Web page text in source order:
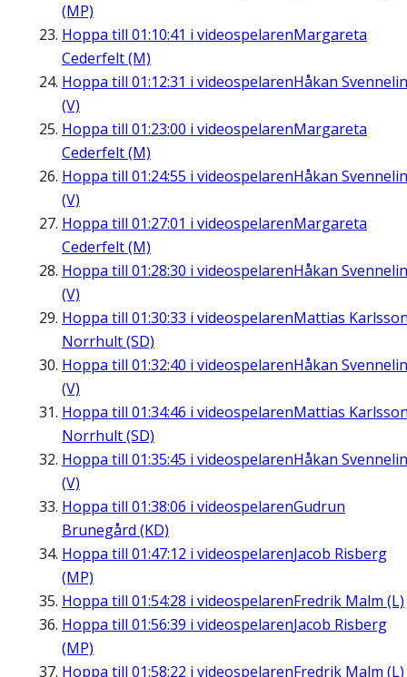
(MP)
Hoppa till 01:10:41 i videospelarenMargareta
Cederfelt (M)
Hoppa till 01:12:31 i videospelarenHåkan
(V)
Hoppa till 01:23:00 i videospelarenMargareta
Cederfelt (M)
Hoppa till 01:24:55 i videospelarenHåkan
(V)
Hoppa till 01:27:01 i videospelarenMargareta
Cederfelt (M)
Hoppa till 01:28:30 i videospelarenHåkan
(V)
Hoppa till 01:30:33 i videospelarenMattias
Norrhult (SD)
Hoppa till 01:32:40 i videospelarenHåkan
(V)
Hoppa till 01:34:46 i videospelarenMattias
Norrhult (SD)
Hoppa till 01:35:45 i videospelarenHåkan
(V)
Hoppa till 01:38:06 i videospelarenGudrun
Brunegård (KD)
Hoppa till 01:47:12 i videospelarenJacob Risberg
(MP)
Hoppa till 01:54:28 i videospelarenFredrik Malm (L)
Hoppa till 01:56:39 i videospelarenJacob Risberg
(MP)
Hoppa till 01:58:22 i videospelarenFredrik Malm (L)